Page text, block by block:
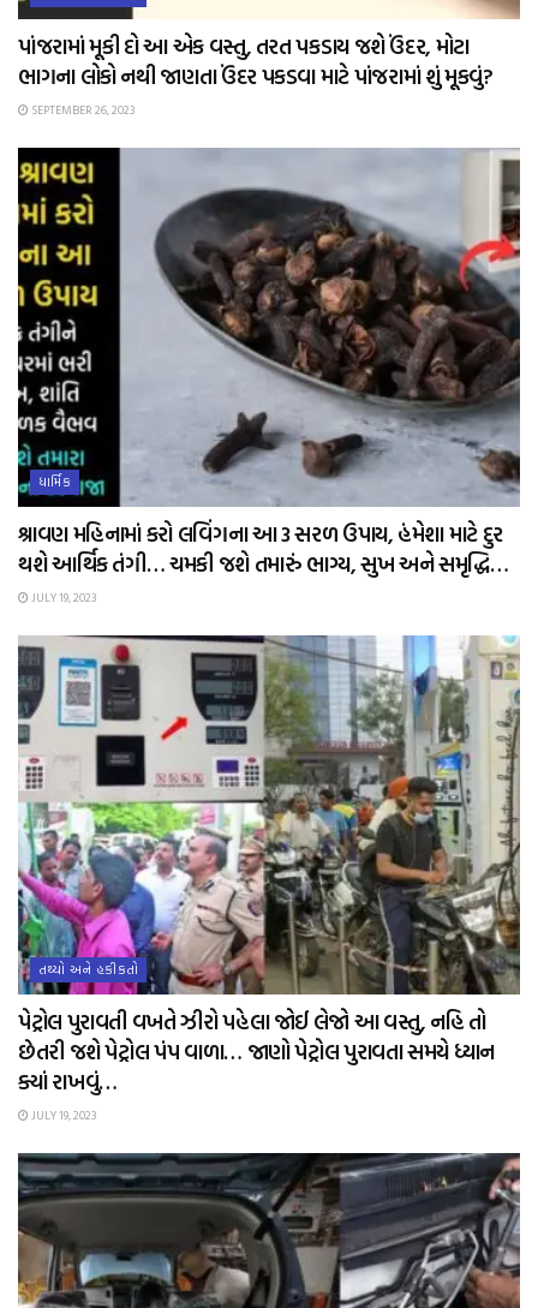
પાંજરામાં મૂકી દો આ એક વસ્તુ, તરત પકડાય જશે ઉંદર, મોટા
ભાગના લોકો નથી જાણતા ઉંદર પકડવા માટે પાંજરામાં શું મૂકવું?
SEPTEMBER 26, 2023
ધાર્મિક
શ્રાવણ મહિનામાં કરો લવિંગના આ 3 સરળ ઉપાય, હંમેશા માટે દુર
થશે આર્થિક તંગી… ચમકી જશે તમારું ભાગ્ય, સુખ અને સમૃદ્ધિ…
JULY 19, 2023
તથ્યો અને હકીકતો
પેટ્રોલ પુરાવતી વખતે ઝીરો પહેલા જોઈ લેજો આ વસ્તુ, નહિ તો
છેતરી જશે પેટ્રોલ પંપ વાળા… જાણો પેટ્રોલ પુરાવતા સમયે ધ્યાન
ક્યાં રાખવું…
JULY 19, 2023